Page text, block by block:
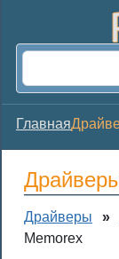
Главная
Драйверы »
Memorex